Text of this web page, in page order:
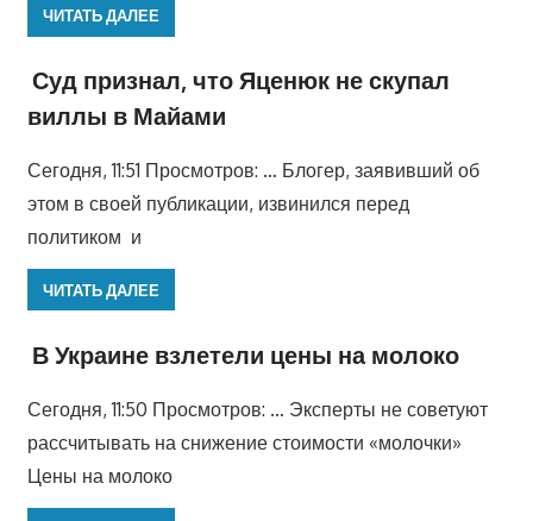
ЧИТАТЬ ДАЛЕЕ
Суд признал, что Яценюк не скупал
виллы в Майами
Сегодня, 11:51 Просмотров: … Блогер, заявивший об
этом в своей публикации, извинился перед
политиком и
ЧИТАТЬ ДАЛЕЕ
В Украине взлетели цены на молоко
Сегодня, 11:50 Просмотров: … Эксперты не советуют
рассчитывать на снижение стоимости «молочки»
Цены на молоко